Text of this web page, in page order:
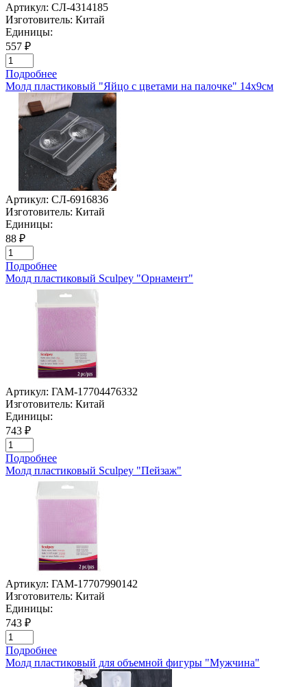
Артикул: СЛ-4314185
Изготовитель: Китай
Единицы:
557 ₽
Подробнее
Молд пластиковый "Яйцо с цветами на палочке" 14х9см
Артикул: СЛ-6916836
Изготовитель: Китай
Единицы:
88 ₽
Подробнее
Молд пластиковый Sculpey "Орнамент"
Артикул: ГАМ-17704476332
Изготовитель: Китай
Единицы:
743 ₽
Подробнее
Молд пластиковый Sculpey "Пейзаж"
Артикул: ГАМ-17707990142
Изготовитель: Китай
Единицы:
743 ₽
Подробнее
Молд пластиковый для объемной фигуры "Мужчина"